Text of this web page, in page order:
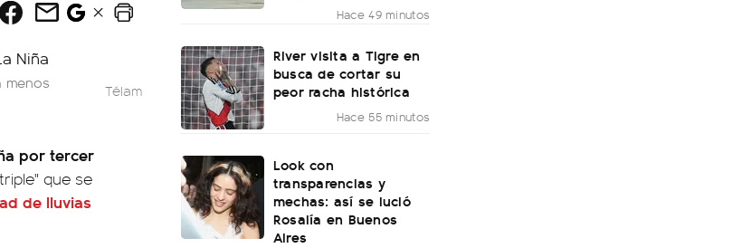
menos
Télam
por tercer
que se
de lluvias
Hace 49 minutos
River visita a Tigre en
busca de cortar su
peor racha histórica
Hace 55 minutos
Look con
transparencias y
mechas: así se lució
Rosalía en Buenos
Aires